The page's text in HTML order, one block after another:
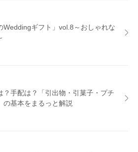
Weddingギフト」vol.8～おしゃれな
？手配は？「引出物・引菓子・プチ
の基本をまるっと解説